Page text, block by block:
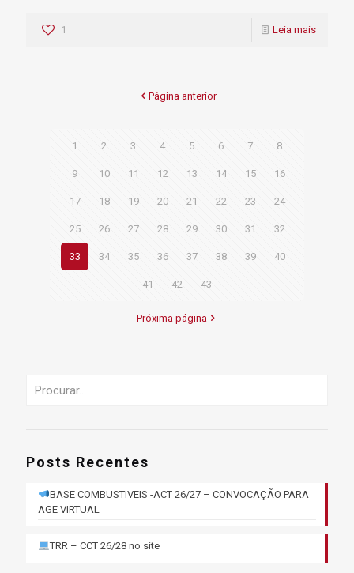
1 Leia mais
Página anterior
1 2 3 4 5 6 7 8
9 10 11 12 13 14 15 16
17 18 19 20 21 22 23 24
25 26 27 28 29 30 31 32
33 34 35 36 37 38 39 40
41 42 43
Próxima página
Posts Recentes
BASE COMBUSTIVEIS -ACT 26/27 – CONVOCAÇÃO PARA
AGE VIRTUAL
TRR – CCT 26/28 no site